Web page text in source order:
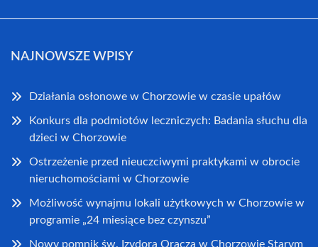
NAJNOWSZE WPISY
Działania osłonowe w Chorzowie w czasie upałów
Konkurs dla podmiotów leczniczych: Badania słuchu dla
dzieci w Chorzowie
Ostrzeżenie przed nieuczciwymi praktykami w obrocie
nieruchomościami w Chorzowie
Możliwość wynajmu lokali użytkowych w Chorzowie w
programie „24 miesiące bez czynszu”
Nowy pomnik św. Izydora Oracza w Chorzowie Starym